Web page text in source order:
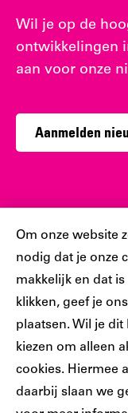
Cookiebar
Om onze website
nodig dat je onze
makkelijk en dat
klikken, geef je
plaatsen. Wil je
kiezen om alleen
cookies. Hiermee
daarbij slaan we
Wil je op de
ontwikkelingen
aan voor onze
Aanmelden
Sociaal
Volg jij ons al?
Ons
account
Ons
account